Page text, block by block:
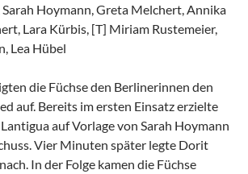
Hoymann, Greta Melchert, Annika
Lara Kürbis, [T] Miriam Rustemeier,
Lea Hübel
die Füchse den Berlinerinnen den
auf. Bereits im ersten Einsatz erzielte
auf Vorlage von Sarah Hoymann
Vier Minuten später legte Dorit
In der Folge kamen die Füchse